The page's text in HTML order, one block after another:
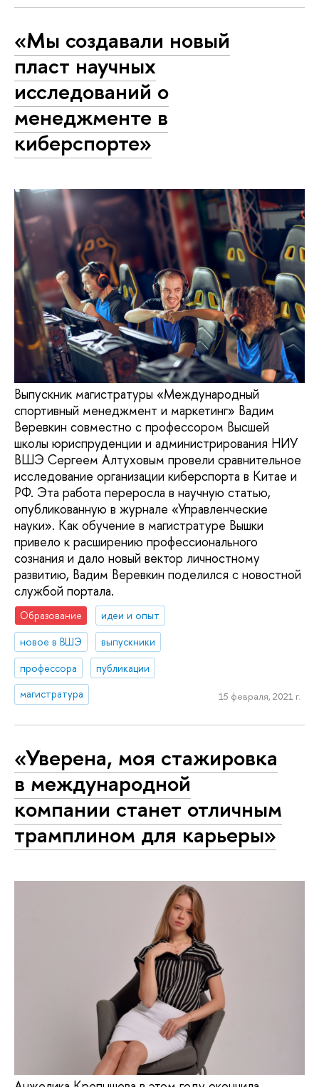
«Мы создавали новый
пласт научных
исследований о
менеджменте в
киберспорте»
Выпускник магистратуры «Международный
спортивный менеджмент и маркетинг» Вадим
Веревкин совместно с профессором Высшей
школы юриспруденции и администрирования НИУ
ВШЭ Сергеем Алтуховым провели сравнительное
исследование организации киберспорта в Китае и
РФ. Эта работа переросла в научную статью,
опубликованную в журнале «Управленческие
науки». Как обучение в магистратуре Вышки
привело к расширению профессионального
сознания и дало новый вектор личностному
развитию, Вадим Веревкин поделился с новостной
службой портала.
Образование
идеи и опыт
новое в ВШЭ
выпускники
профессора
публикации
магистратура
15 февраля, 2021 г.
«Уверена, моя стажировка
в международной
компании станет отличным
трамплином для карьеры»